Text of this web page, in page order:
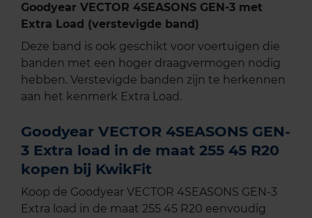
Goodyear VECTOR 4SEASONS GEN-3 met
Extra Load (verstevigde band)
Deze band is ook geschikt voor voertuigen die
banden met een hoger draagvermogen nodig
hebben. Verstevigde banden zijn te herkennen
aan het kenmerk Extra Load.
Goodyear VECTOR 4SEASONS GEN-
3 Extra load in de maat 255 45 R20
kopen bij KwikFit
Koop de Goodyear VECTOR 4SEASONS GEN-3
Extra load in de maat 255 45 R20 eenvoudig